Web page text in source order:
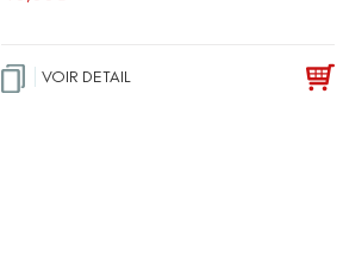
VOIR DETAIL